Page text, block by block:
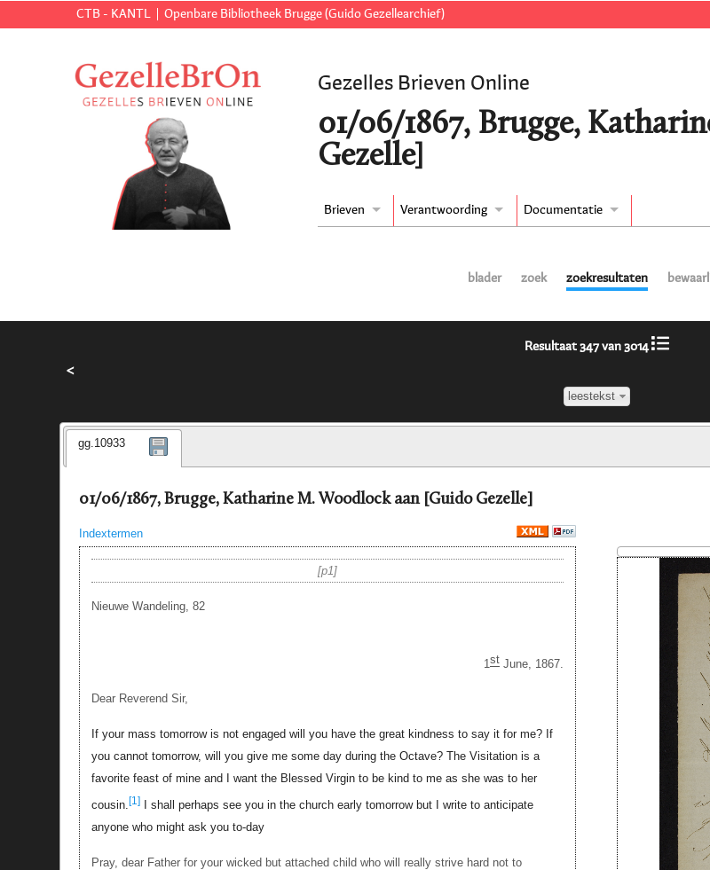
CTB - KANTL Openbare Bibliotheek Brugge (Guido Gezellearchief)
Gezelles Brieven Online
01/06/1867, Brugge,
Gezelle]
Brieven Verantwoording Documentatie
blader zoek zoekresultaten
<
Resultaat 347 van 3014
leestekst
gg.10933
01/06/1867, Brugge, Katharine M. Woodlock aan [Guido Gezelle]
Indextermen
p1
Nieuwe Wandeling, 82
1 stJune, 1867.
Dear Reverend Sir,
If your mass tomorrow is not engaged will you have the great kindness to say it for me? If
you cannot tomorrow, will you give me some day during the Octave? The Visitation is a
favorite feast of mine and I want the Blessed Virgin to be kind to me as she was to her
cousin.[1]I shall perhaps see you in the church early tomorrow but I write to anticipate
anyone who might ask you to-day
Pray, dear Father for your wicked but attached child who will really strive hard not to